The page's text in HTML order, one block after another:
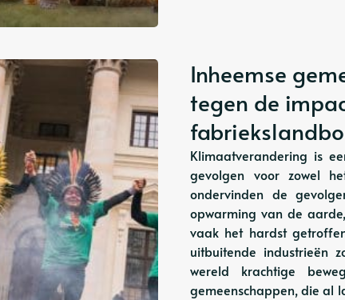
Inheemse
tegen de
Klimaatverandering is
gevolgen voor zowel
ondervinden de
opwarming van de
vaak het hardst
uitbuitende industrieën
wereld krachtige
gemeenschappen, die al